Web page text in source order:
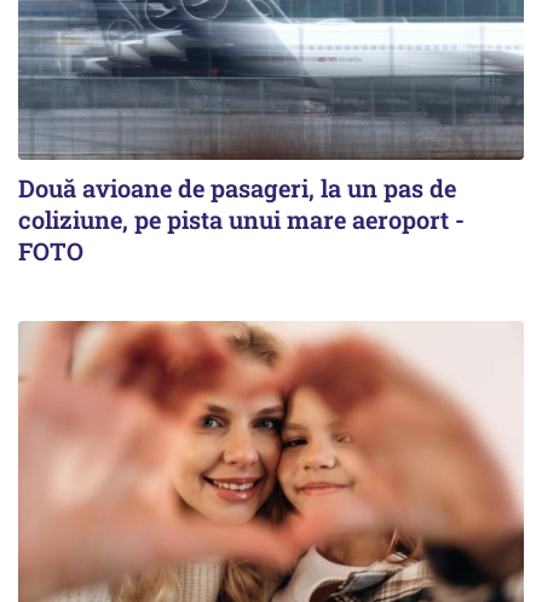
Două avioane de pasageri, la un pas de
coliziune, pe pista unui mare aeroport -
FOTO